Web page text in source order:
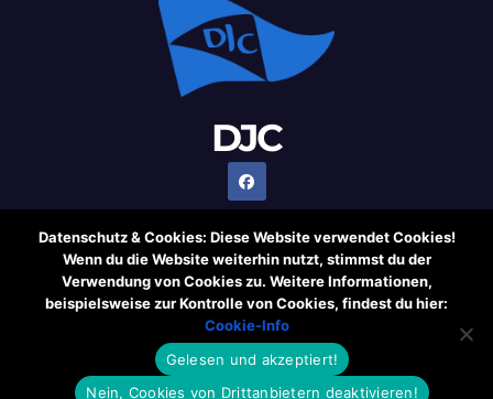
DJC
Stolz präsentiert von WordPress|Theme: Newsup von
Themeansar
Cookie-Information Rechtliche HinweiseDatenschutzerklärung
Datenschutz & Cookies: Diese Website verwendet Cookies!
Wenn du die Website weiterhin nutzt, stimmst du der
Verwendung von Cookies zu. Weitere Informationen,
beispielsweise zur Kontrolle von Cookies, findest du hier:
Cookie-Info
Gelesen und akzeptiert!
Nein, Cookies von Drittanbietern deaktivieren!